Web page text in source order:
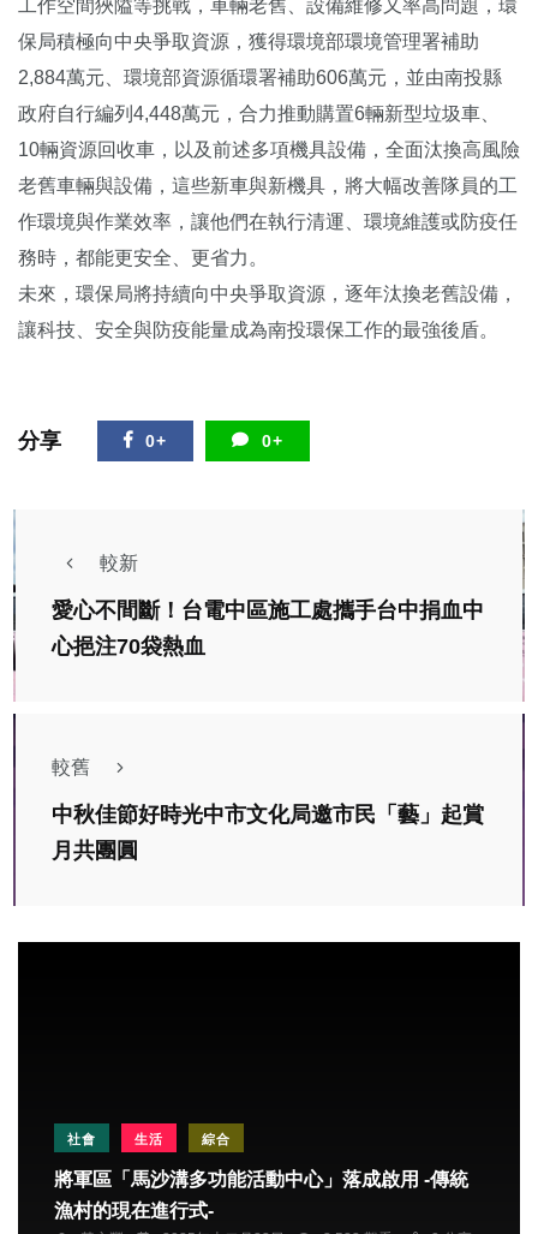
工作空間狹隘等挑戰，車輛老舊、設備維修又率高問題，環
保局積極向中央爭取資源，獲得環境部環境管理署補助
2,884萬元、環境部資源循環署補助606萬元，並由南投縣
政府自行編列4,448萬元，合力推動購置6輛新型垃圾車、
10輛資源回收車，以及前述多項機具設備，全面汰換高風險
老舊車輛與設備，這些新車與新機具，將大幅改善隊員的工
作環境與作業效率，讓他們在執行清運、環境維護或防疫任
務時，都能更安全、更省力。
未來，環保局將持續向中央爭取資源，逐年汰換老舊設備，
讓科技、安全與防疫能量成為南投環保工作的最強後盾。
分享 0+ 0+
較新
愛心不間斷！台電中區施工處攜手台中捐血中
心挹注70袋熱血
較舊
中秋佳節好時光中市文化局邀市民「藝」起賞
月共團圓
社會 生活 綜合
將軍區「馬沙溝多功能活動中心」落成啟用 -傳統
漁村的現在進行式-